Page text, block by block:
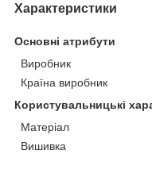
Характеристики
Основні атрибути
Виробник
Країна виробник
Користувальницькі
Матеріал
Вишивка